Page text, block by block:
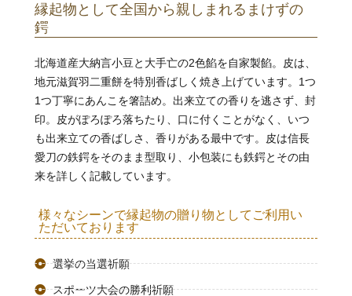
縁起物として全国から親しまれるまけずの
鍔
北海道産大納言小豆と大手亡の2色餡を自家製餡。皮は、
地元滋賀羽二重餅を特別香ばしく焼き上げています。1つ
1つ丁寧にあんこを箸詰め。出来立ての香りを逃さず、封
印。皮がぽろぽろ落ちたり、口に付くことがなく、いつ
も出来立ての香ばしさ、香りがある最中です。皮は信長
愛刀の鉄鍔をそのまま型取り、小包装にも鉄鍔とその由
来を詳しく記載しています。
様々なシーンで縁起物の贈り物としてご利用い
ただいております
選挙の当選祈願
スポーツ大会の勝利祈願